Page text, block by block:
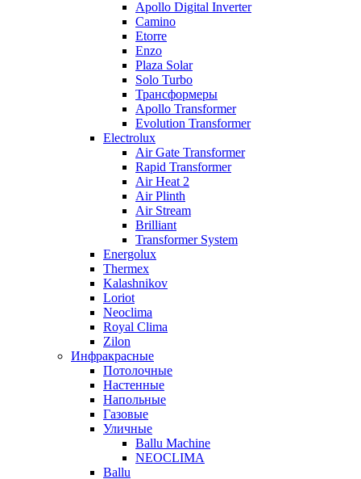
Apollo Digital Inverter
Camino
Etorre
Enzo
Plaza Solar
Solo Turbo
Трансформеры
Apollo Transformer
Evolution Transformer
Electrolux
Air Gate Transformer
Rapid Transformer
Air Heat 2
Air Plinth
Air Stream
Brilliant
Transformer System
Energolux
Тhermex
Kalashnikov
Loriot
Neoclima
Royal Clima
Zilon
Инфракрасные
Потолочные
Настенные
Напольные
Газовые
Уличные
Ballu Machine
NEOCLIMA
Ballu